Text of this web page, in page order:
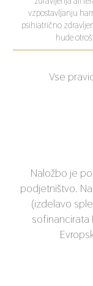
vzpostavljanju
psihiatrično
hude
Vse
Naložbo je
podjetništvo.
(izdelavo
sofinancirata